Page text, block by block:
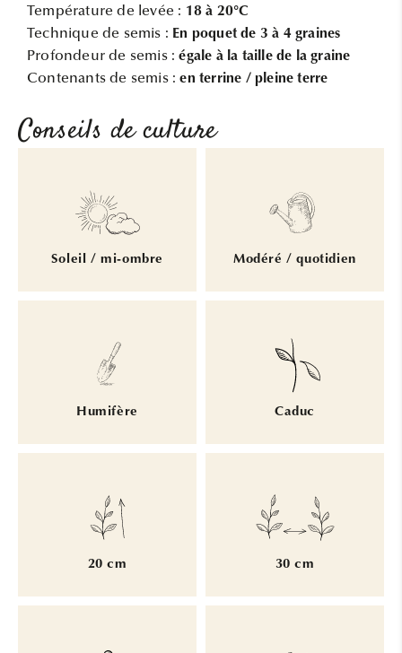
Température de levée : 18 à 20°C
Technique de semis : En poquet de 3 à 4 graines
Profondeur de semis :égale à la taille de la graine
Contenants de semis :en terrine / pleine terre
Conseils de culture
Soleil / mi-ombre Modéré / quotidien
Humifère Caduc
20 cm 30 cm